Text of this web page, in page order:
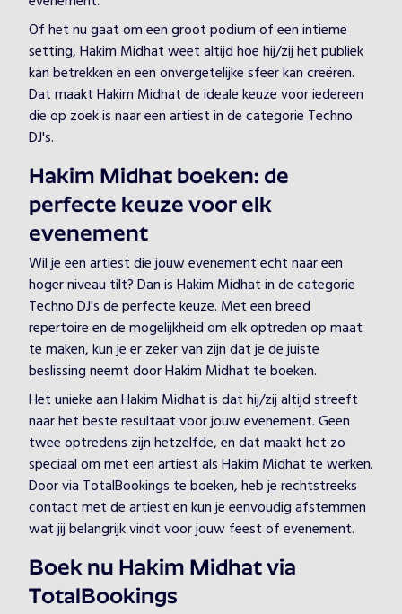
Of het nu gaat om een groot podium of een intieme
setting, Hakim Midhat weet altijd hoe hij/zij het publiek
kan betrekken en een onvergetelijke sfeer kan creëren.
Dat maakt Hakim Midhat de ideale keuze voor iedereen
die op zoek is naar een artiest in de categorie Techno
DJ's.
Hakim Midhat boeken: de
perfecte keuze voor elk
evenement
Wil je een artiest die jouw evenement echt naar een
hoger niveau tilt? Dan is Hakim Midhat in de categorie
Techno DJ's de perfecte keuze. Met een breed
repertoire en de mogelijkheid om elk optreden op maat
te maken, kun je er zeker van zijn dat je de juiste
beslissing neemt door Hakim Midhat te boeken.
Het unieke aan Hakim Midhat is dat hij/zij altijd streeft
naar het beste resultaat voor jouw evenement. Geen
twee optredens zijn hetzelfde, en dat maakt het zo
speciaal om met een artiest als Hakim Midhat te werken.
Door via TotalBookings te boeken, heb je rechtstreeks
contact met de artiest en kun je eenvoudig afstemmen
wat jij belangrijk vindt voor jouw feest of evenement.
Boek nu Hakim Midhat via
TotalBookings